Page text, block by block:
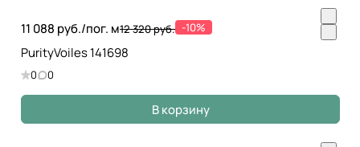
11 088 руб./пог. м12 320 руб. -10%
PurityVoiles 141698
0 0
В корзину